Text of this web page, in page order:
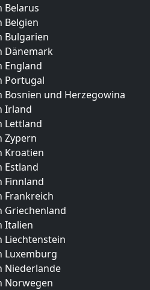
Belarus
Belgien
Bulgarien
Dänemark
England
Portugal
Bosnien und Herzegowina
Irland
Lettland
Zypern
Kroatien
Estland
Finnland
Frankreich
Griechenland
Italien
Liechtenstein
Luxemburg
Niederlande
Norwegen